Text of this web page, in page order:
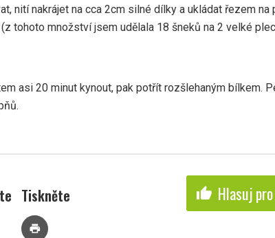
nití nakrájet na cca 2cm silné dílky a ukládat řezem na
tohoto množství jsem udělala 18 šneků na 2 velké
asi 20 minut kynout, pak potřít rozšlehaným bílkem.
Tiskněte
print
thumb_up Hlasuj